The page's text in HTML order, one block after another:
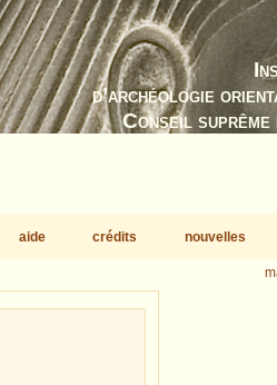
d’archéologie
Conseil
aide crédits nouvelles